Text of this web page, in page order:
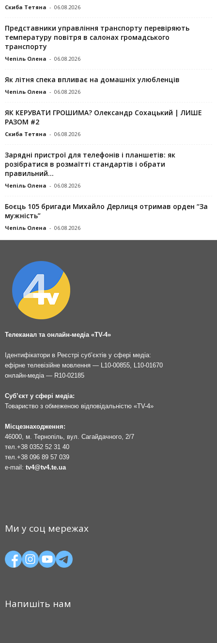
Скиба Тетяна - 06.08.2026
Представники управління транспорту перевіряють
температуру повітря в салонах громадського
транспорту
Чепіль Олена - 06.08.2026
Як літня спека впливає на домашніх улюбленців
Чепіль Олена - 06.08.2026
ЯК КЕРУВАТИ ГРОШИМА? Олександр Сохацький | ЛИШЕ
РАЗОМ #2
Скиба Тетяна - 06.08.2026
Зарядні пристрої для телефонів і планшетів: як
розібратися в розмаїтті стандартів і обрати
правильний...
Чепіль Олена - 06.08.2026
Боєць 105 бригади Михайло Дерлиця отримав орден “За
мужність”
Чепіль Олена - 06.08.2026
Телеканал та онлайн-медіа «TV-4»
Ідентифікатори в Реєстрі суб’єктів у сфері медіа:
ефірне телевізійне мовлення — L10-00855, L10-01670
онлайн-медіа — R10-02185
Суб’єкт у сфері медіа:
Товариство з обмеженою відповідальністю «TV-4»
Місцезнаходження:
46000, м. Тернопіль, вул. Сагайдачного, 2/7
тел. +38 0352 52 31 40
тел. +38 096 89 57 039
e-mail: tv4@tv4.te.ua
Ми у соц мережах
Напишіть нам